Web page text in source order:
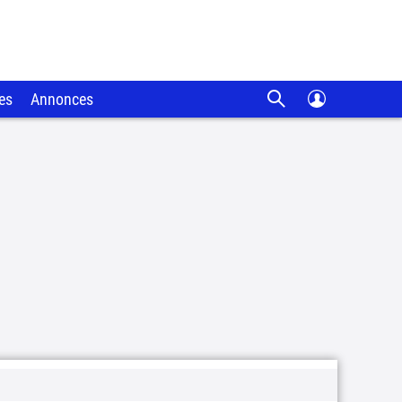
Annonces